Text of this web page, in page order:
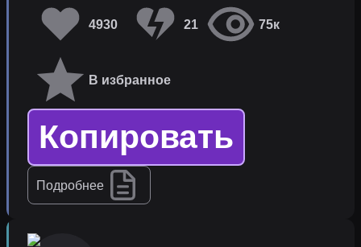
4930 21 75к
В избранное
Копировать
Подробнее